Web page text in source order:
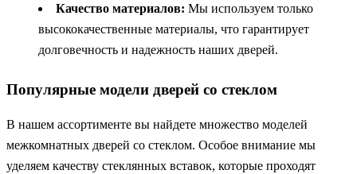
Качество материалов: Мы используем только
высококачественные материалы, что гарантирует
долговечность и надежность наших дверей.
Популярные модели дверей со стеклом
В нашем ассортименте вы найдете множество моделей
межкомнатных дверей со стеклом. Особое внимание мы
уделяем качеству стеклянных вставок, которые проходят